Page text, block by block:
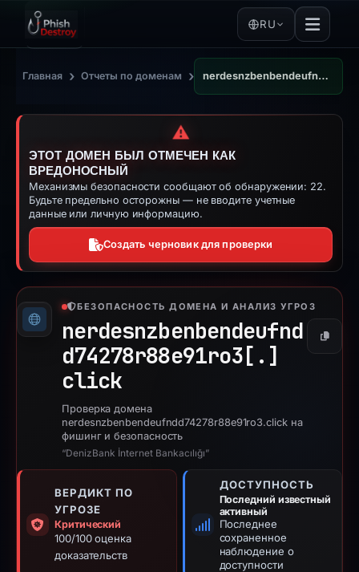
RU
Главная › Отчеты по доменам › nerdesnzbenbendeufndd74278r88e91ro3.click
⚠️
ЭТОТ ДОМЕН БЫЛ ОТМЕЧЕН КАК
ВРЕДОНОСНЫЙ
Механизмы безопасности сообщают об обнаружении: 22.
Будьте предельно осторожны — не вводите учетные
данные или личную информацию.
Создать черновик для проверки
БЕЗОПАСНОСТЬ ДОМЕНА И АНАЛИЗ УГРОЗ
nerdesnzbenbendeufnd
d74278r88e91ro3[.]
click
Проверка домена
nerdesnzbenbendeufndd74278r88e91ro3.click на
фишинг и безопасность
“DenizBank İnternet Bankacılığı”
ВЕРДИКТ ПО
УГРОЗЕ
Критический
100/100 оценка
доказательств
ДОСТУПНОСТЬ
Последний известный
активный
Последнее
сохраненное
наблюдение о
доступности